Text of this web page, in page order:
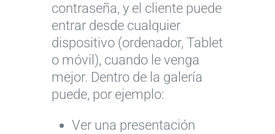
contraseña, y el cliente puede
entrar desde cualquier
dispositivo (ordenador, Tablet
o móvil), cuando le venga
mejor. Dentro de la galería
puede, por ejemplo:
Ver una presentación